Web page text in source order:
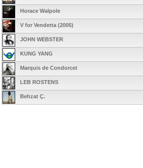
Horace Walpole
V for Vendetta (2005)
JOHN WEBSTER
KUNG YANG
Marquis de Condorcet
LEB ROSTENS
Behzat Ç.